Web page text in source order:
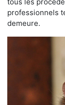
professionnels
demeure.